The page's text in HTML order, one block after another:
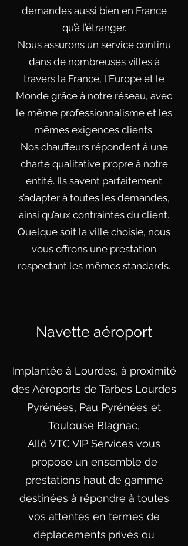
demandes aussi bien en France
qu’à l’étranger.
Nous assurons un service continu
dans de nombreuses villes à
travers la France, l'Europe et le
Monde grâce à notre réseau, avec
le même professionnalisme et les
mêmes exigences clients.
Nos chauffeurs répondent à une
charte qualitative propre à notre
entité. Ils savent parfaitement
s’adapter à toutes les demandes,
ainsi qu’aux contraintes du client.
Quelque soit la ville choisie, nous
vous offrons une prestation
respectant les mêmes standards.
Navette aéroport
Implantée à Lourdes, à proximité
des Aéroports de Tarbes Lourdes
Pyrénées, Pau Pyrénées et
Toulouse Blagnac,
Allô VTC VIP Services vous
propose un ensemble de
prestations haut de gamme
destinées à répondre à toutes
vos attentes en termes de
déplacements privés ou